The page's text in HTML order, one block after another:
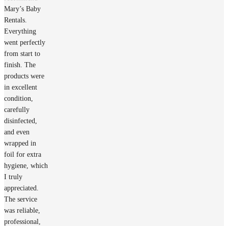
Mary’s Baby
Rentals.
Everything
went perfectly
from start to
finish. The
products were
in excellent
condition,
carefully
disinfected,
and even
wrapped in
foil for extra
hygiene, which
I truly
appreciated.
The service
was reliable,
professional,